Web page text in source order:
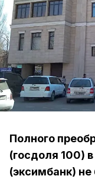
Полного
(госдоля 100)
(эксимбанк)